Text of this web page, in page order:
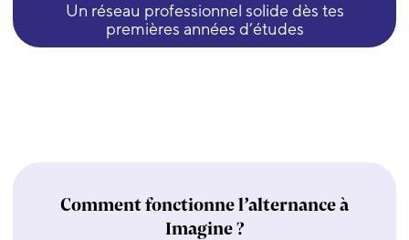
Un réseau professionnel solide dès tes
premières années d’études
Comment fonctionne l’alternance à
Imagine ?